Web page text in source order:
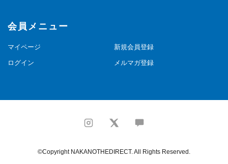
会員メニュー
マイページ 新規会員登録
ログイン メルマガ登録
©Copyright NAKANOTHEDIRECT. All Rights Reserved.